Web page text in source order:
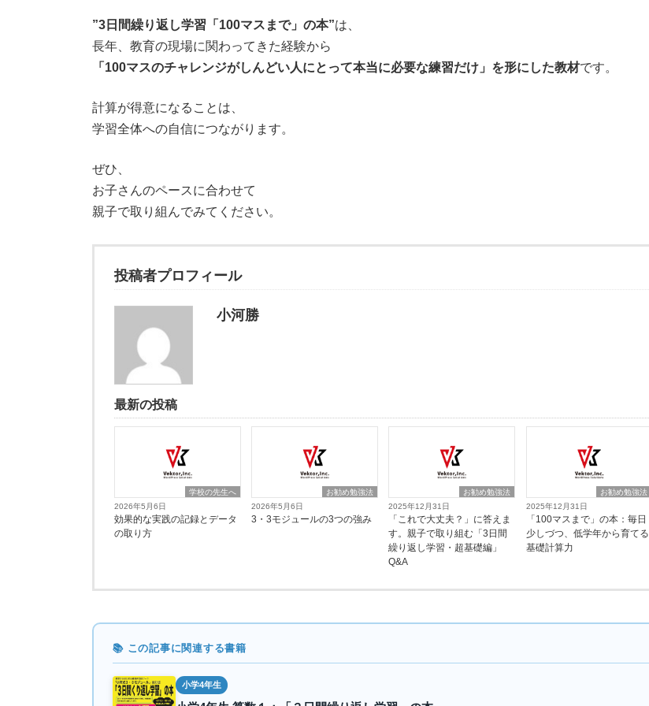
”3日間繰り返し学習「100マスまで」の本”は、
長年、教育の現場に関わってきた経験から
「100マスのチャレンジがしんどい人にとって本当に必要な練習だけ」を形にした教材です。
計算が得意になることは、
学習全体への自信につながります。
ぜひ、
お子さんのペースに合わせて
親子で取り組んでみてください。
投稿者プロフィール
小河勝
最新の投稿
学校の先生へ
2026年5月6日
効果的な実践の記録とデータ
の取り方
お勧め勉強法
2026年5月6日
3・3モジュールの3つの強み
お勧め勉強法
2025年12月31日
「これで大丈夫？」に答えま
す。親子で取り組む「3日間
繰り返し学習・超基礎編」
Q&A
お勧め勉強法
2025年12月31日
「100マスまで」の本：毎日
少しづつ、低学年から育てる
基礎計算力
📚 この記事に関連する書籍
小学4年生